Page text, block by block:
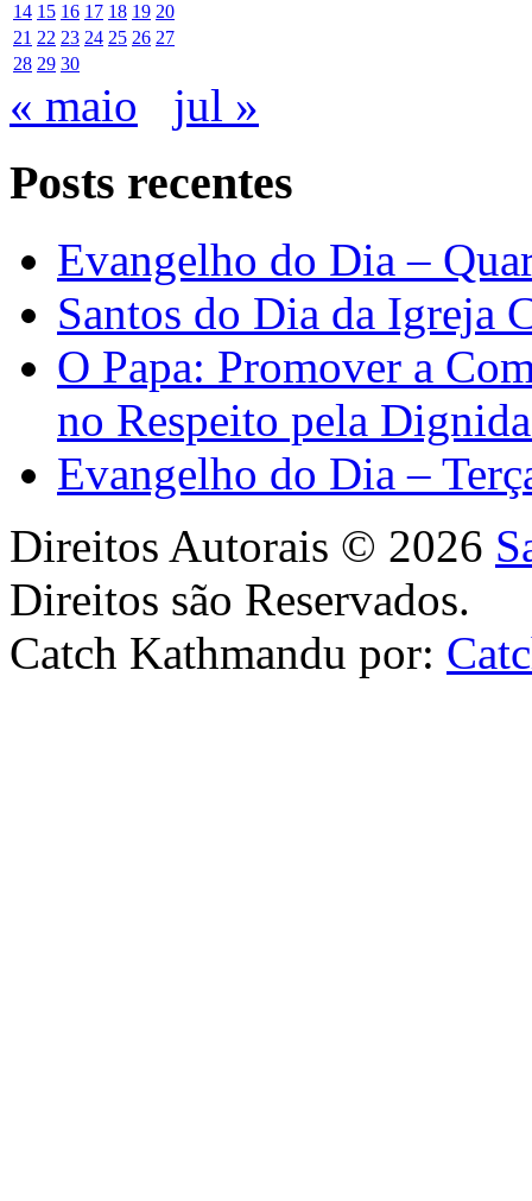
14 15 16 17 18 19 20
21 22 23 24 25 26 27
28 29 30
« maio jul »
Posts recentes
Evangelho do Dia –
Santos do Dia da Igreja
O Papa: Promover a
no Respeito pela
Evangelho do Dia –
Direitos Autorais © 2026
Direitos são Reservados.
Catch Kathmandu por: